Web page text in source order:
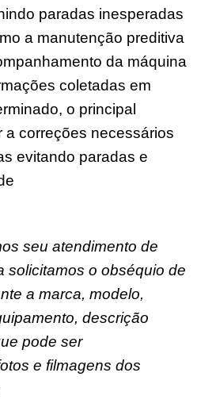
paradas inesperadas
a manutenção preditiva
da máquina
coletadas em
o principal
a correções necessários
evitando paradas e
seu atendimento de
solicitamos o obséquio de
a marca, modelo,
descrição
pode ser
e filmagens dos